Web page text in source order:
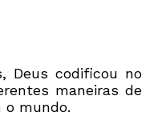
Deus codificou no
maneiras de
o mundo.